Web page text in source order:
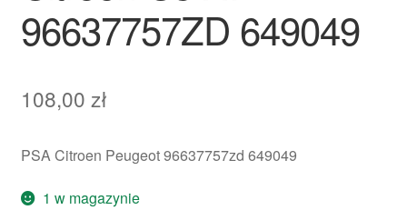
96637757ZD 649049
108,00 zł
PSA Citroen Peugeot 96637757zd 649049
1 w magazynie